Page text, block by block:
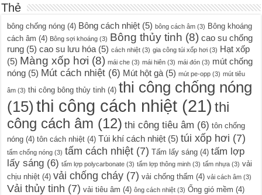
Thẻ
bông chống nóng (4) Bông cách nhiệt (5) bông cách âm (3) Bông khoáng
cách âm (4) Bông sợi khoáng (3) Bông thủy tinh (8) cao su chống
rung (5) cao su lưu hóa (5) cách nhiệt (3) gia công túi xốp hơi (3) Hạt xốp
(5) Màng xốp hơi (8) mái che (3) mái hiên (3) mái đón (3) mút chống
nóng (5) Mút cách nhiệt (6) Mút hột gà (5) mút pe-opp (3) mút tiêu
âm (3) thi công bông thủy tinh (4) thi công chống nóng
(15) thi công cách nhiệt (21) thi
công cách âm (12) thi công tiêu âm (6) tôn chống
nóng (4) tôn cách nhiệt (4) Túi khí cách nhiệt (5) túi xốp hơi (7)
tấm chống nóng (3) tấm cách nhiệt (7) Tấm lấy sáng (4) tấm lợp
lấy sáng (6) tấm lợp polycarbonate (3) tấm lợp thông minh (3) tấm nhựa (3) vải
chịu nhiệt (4) vải chống cháy (7) vải chống thấm (4) vải cách âm (3)
Vải thủy tinh (7) vải tiêu âm (4) ông cách nhiệt (3) Ống gió mềm (4)